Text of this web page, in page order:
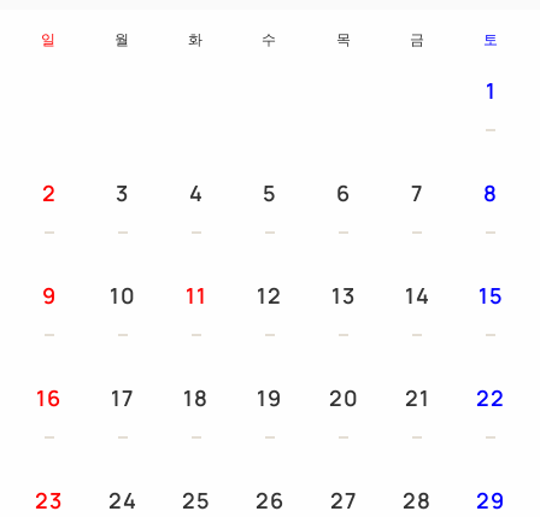
시 타올 / 잠옷 / 슬리퍼 / 텔레비전 / 전기 주전자 / 냉장
고 / 가습 기능이있는 공기 청정기 기계 / 비데 / LAN
● 어린이의 대출 비품 (사전 문의)
120cm 폭 70cm) / 잠옷 (총길이 74cm 품 46cm)
모든 객실 유형이 금연 객실입니다.
일 월 화 수 목 금 토
1
2 3 4 5 6 7 8
9 10 11 12 13 14 15
16 17 18 19 20 21 22
23 24 25 26 27 28 29